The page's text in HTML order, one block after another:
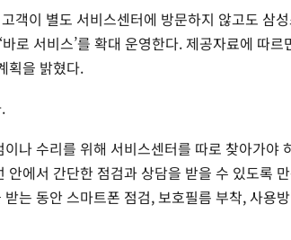
객이 별도 서비스센터에 방문하지 않고도 삼
바로 서비스’를 확대 운영한다. 제공자료에 따
획을 밝혔다.
나 수리를 위해 서비스센터를 따로 찾아가야
안에서 간단한 점검과 상담을 받을 수 있도록
는 동안 스마트폰 점검, 보호필름 부착, 사용